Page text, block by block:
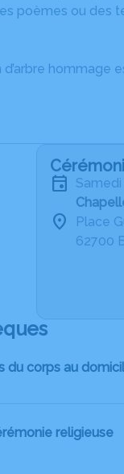
poèmes ou des
hommage
Place
62700
du corps au
religieuse